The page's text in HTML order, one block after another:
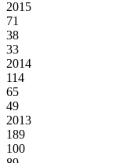
2015
71
38
33
2014
114
65
49
2013
189
100